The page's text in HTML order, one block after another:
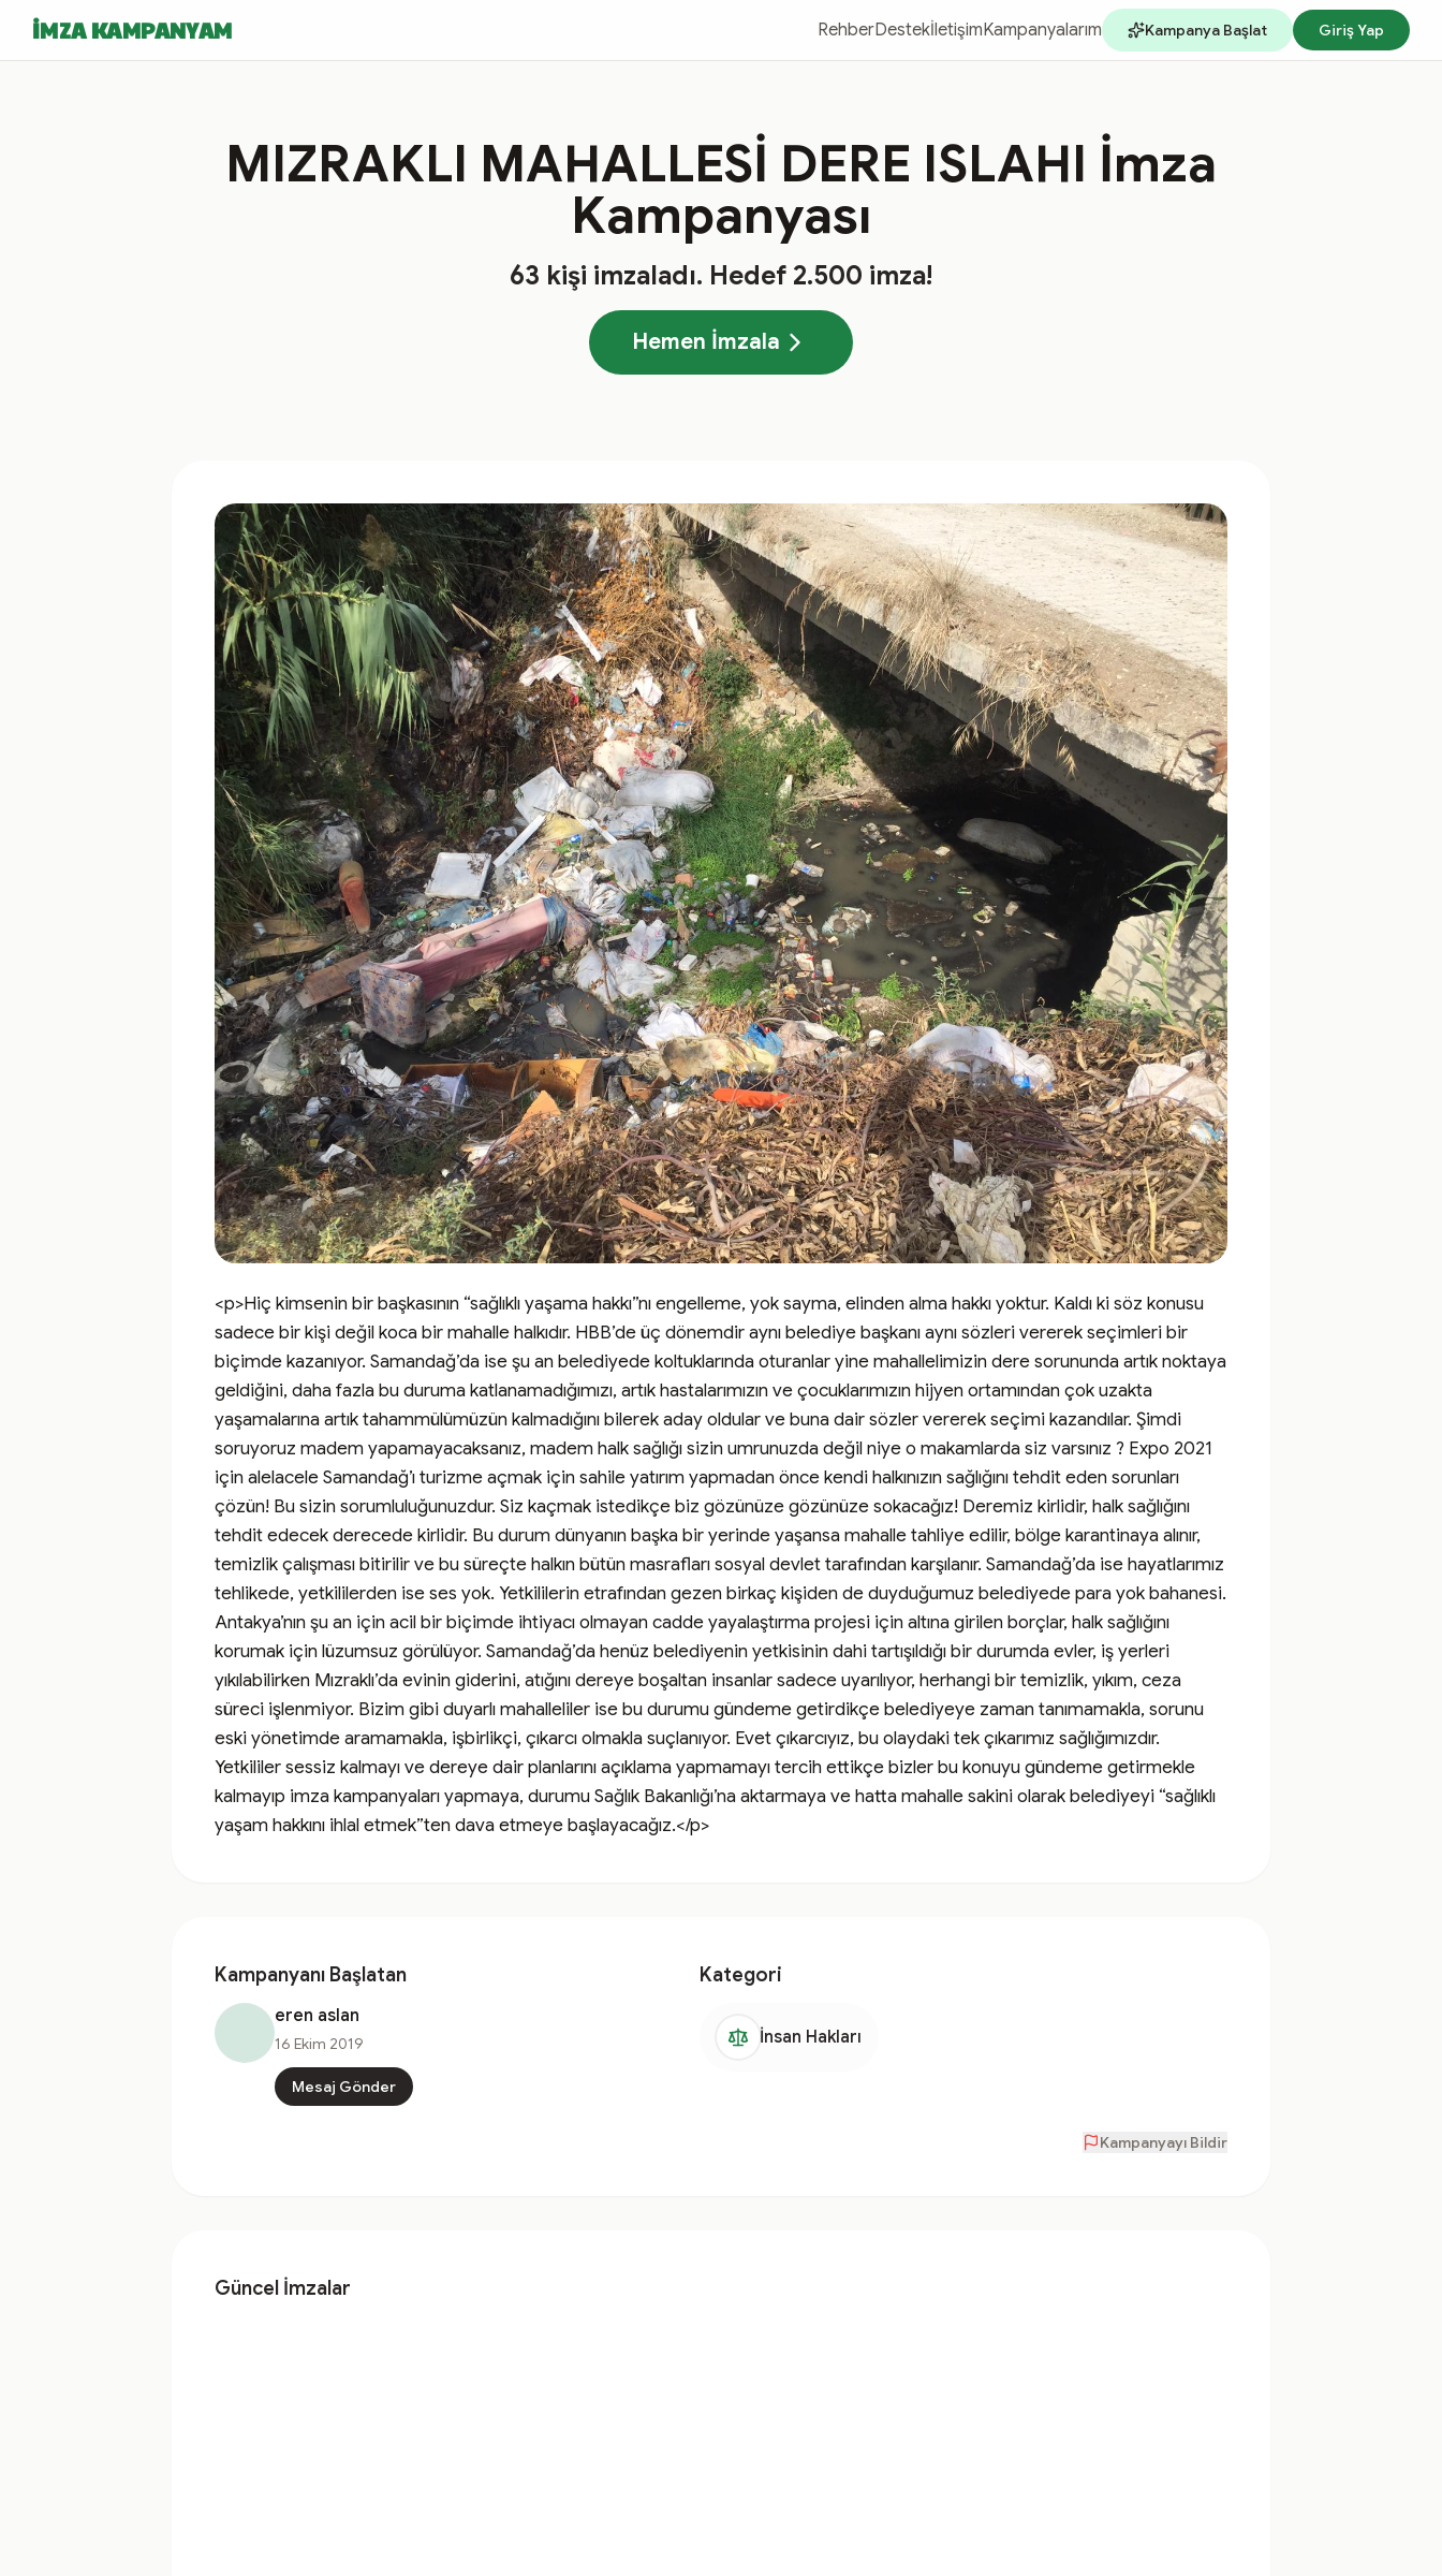
İMZA KAMPANYAM RehberDestekİletişimKampanyalarım Kampanya Başlat Giriş Yap
MIZRAKLI MAHALLESİ DERE ISLAHI İmza
Kampanyası
63 kişi imzaladı. Hedef 2.500 imza!
Hemen İmzala
<p>Hiç kimsenin bir başkasının “sağlıklı yaşama hakkı”nı engelleme, yok sayma, elinden alma hakkı yoktur. Kaldı ki söz konusu
sadece bir kişi değil koca bir mahalle halkıdır. HBB’de üç dönemdir aynı belediye başkanı aynı sözleri vererek seçimleri bir
biçimde kazanıyor. Samandağ’da ise şu an belediyede koltuklarında oturanlar yine mahallelimizin dere sorununda artık noktaya
geldiğini, daha fazla bu duruma katlanamadığımızı, artık hastalarımızın ve çocuklarımızın hijyen ortamından çok uzakta
yaşamalarına artık tahammülümüzün kalmadığını bilerek aday oldular ve buna dair sözler vererek seçimi kazandılar. Şimdi
soruyoruz madem yapamayacaksanız, madem halk sağlığı sizin umrunuzda değil niye o makamlarda siz varsınız ? Expo 2021
için alelacele Samandağ’ı turizme açmak için sahile yatırım yapmadan önce kendi halkınızın sağlığını tehdit eden sorunları
çözün! Bu sizin sorumluluğunuzdur. Siz kaçmak istedikçe biz gözünüze gözünüze sokacağız! Deremiz kirlidir, halk sağlığını
tehdit edecek derecede kirlidir. Bu durum dünyanın başka bir yerinde yaşansa mahalle tahliye edilir, bölge karantinaya alınır,
temizlik çalışması bitirilir ve bu süreçte halkın bütün masrafları sosyal devlet tarafından karşılanır. Samandağ’da ise hayatlarımız
tehlikede, yetkililerden ise ses yok. Yetkililerin etrafından gezen birkaç kişiden de duyduğumuz belediyede para yok bahanesi.
Antakya’nın şu an için acil bir biçimde ihtiyacı olmayan cadde yayalaştırma projesi için altına girilen borçlar, halk sağlığını
korumak için lüzumsuz görülüyor. Samandağ’da henüz belediyenin yetkisinin dahi tartışıldığı bir durumda evler, iş yerleri
yıkılabilirken Mızraklı’da evinin giderini, atığını dereye boşaltan insanlar sadece uyarılıyor, herhangi bir temizlik, yıkım, ceza
süreci işlenmiyor. Bizim gibi duyarlı mahalleliler ise bu durumu gündeme getirdikçe belediyeye zaman tanımamakla, sorunu
eski yönetimde aramamakla, işbirlikçi, çıkarcı olmakla suçlanıyor. Evet çıkarcıyız, bu olaydaki tek çıkarımız sağlığımızdır.
Yetkililer sessiz kalmayı ve dereye dair planlarını açıklama yapmamayı tercih ettikçe bizler bu konuyu gündeme getirmekle
kalmayıp imza kampanyaları yapmaya, durumu Sağlık Bakanlığı’na aktarmaya ve hatta mahalle sakini olarak belediyeyi “sağlıklı
yaşam hakkını ihlal etmek”ten dava etmeye başlayacağız.</p>
Kampanyanı Başlatan
eren aslan
16 Ekim 2019
Mesaj Gönder
Kategori
İnsan Hakları
Kampanyayı Bildir
Güncel İmzalar